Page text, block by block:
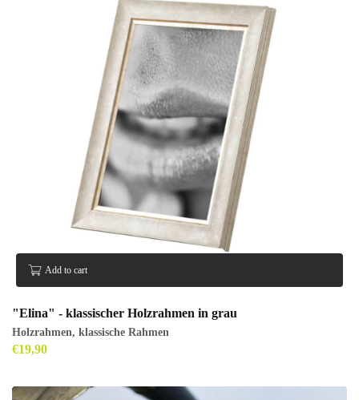
Add to cart
"Elina" - klassischer Holzrahmen in grau
Holzrahmen, klassische Rahmen
€19,90